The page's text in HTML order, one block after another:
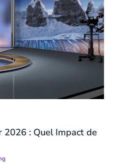
2026 : Quel Impact de